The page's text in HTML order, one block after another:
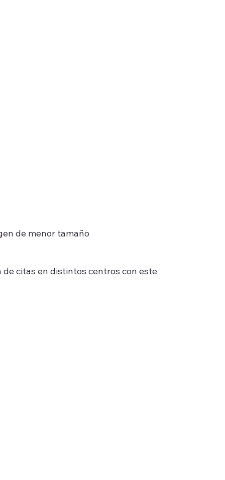
de menor tamaño
citas en distintos centros con este